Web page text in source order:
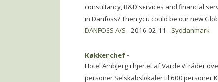
consultancy, R&D services and financial
in Danfoss? Then you could be our new
DANFOSS A/S - 2016-02-11 - Syddanmark
Køkkenchef -
Hotel Arnbjerg i hjertet af Varde Vi råder
personer Selskabslokaler til 600 personer